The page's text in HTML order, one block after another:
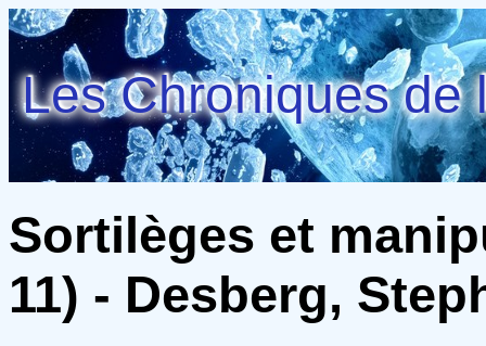
Les Chroniques de
Sortilèges et
11) - Desberg,